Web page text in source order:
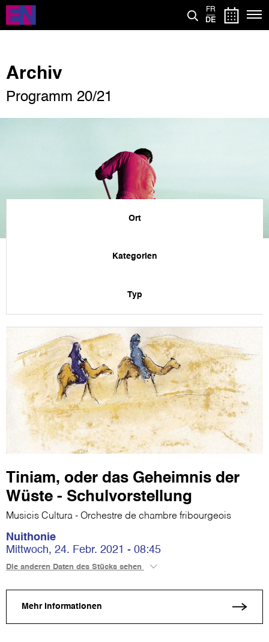
Direkt
zum
Inhalt
FR
DE
Archiv
Programm 20/21
Ort
Kategorien
Typ
Tiniam, oder das Geheimnis der
Wüste - Schulvorstellung
Musicis Cultura - Orchestre de chambre fribourgeois
Nuithonie
Mittwoch, 24. Febr. 2021 - 08:45
Die anderen Daten des Stücks sehen
Mehr Informationen